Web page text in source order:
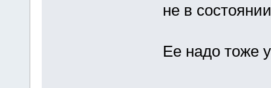
не в
Ее надо тоже